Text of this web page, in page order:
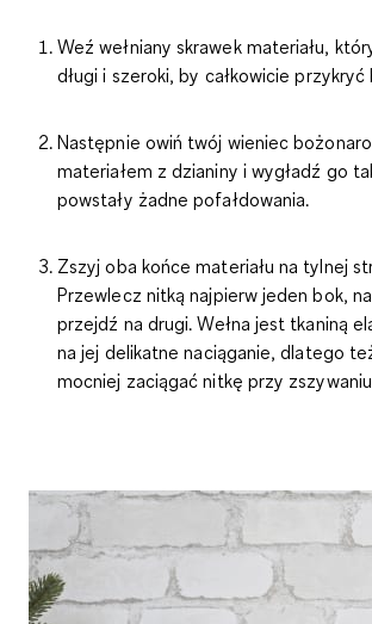
Weź wełniany skrawek materiału,
długi i szeroki, by całkowicie
Następnie owiń twój wieniec
materiałem z dzianiny i wygładź go
powstały żadne pofałdowania.
Zszyj oba końce materiału na tylnej
Przewlecz nitką najpierw jeden bok,
przejdź na drugi. Wełna jest tkaniną
na jej delikatne naciąganie, dlatego
mocniej zaciągać nitkę przy